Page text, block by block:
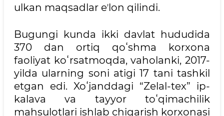
ulkan maqsadlar eʼlon qilindi.
Bugungi kunda ikki davlat hududida
370 dan ortiq qoʻshma korxona
faoliyat koʻrsatmoqda, vaholanki, 2017-
yilda ularning soni atigi 17 tani tashkil
etgan edi. Xoʻjanddagi “Zelal-tex” ip-
kalava va tayyor toʻqimachilik
mahsulotlari ishlab chiqarish korxonasi